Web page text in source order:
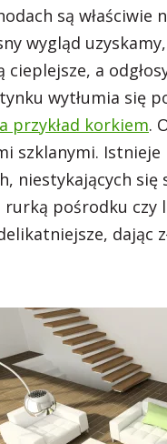
są
wygląd
a
wytłumia się
przykład korkiem.
szklanymi.
niestykających
rurką pośrodku
dając